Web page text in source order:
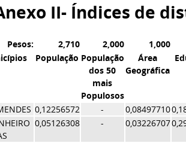
II- Índices de
Pesos: 2,710 2,000 1,000
População População
dos 50
mais
Populosos
Área
Geográfica
0,12256572 - 0,08497710
0,05126308 - 0,03226707